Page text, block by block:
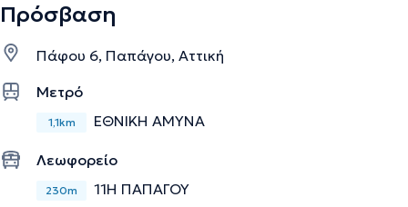
της χώρας, πάνω από εικοσιπενταετία, στην Εταιρεία
Εταιρεία Προαγωγής Ψυχοκοινωνικής Υγειάς Παιδιών και
ιατρείο, παρέχει εξειδικευμένες λύσεις
της.
Την περιγραφή επιμελείται η ομάδα του doctoranytime βασισμένη σε
Πρόσβαση
Πάφου 6, Παπάγου, Αττική
Μετρό
1,1km ΕΘΝΙΚΗ ΑΜΥΝΑ
Λεωφορείο
230m 11Η ΠΑΠΑΓΟΥ